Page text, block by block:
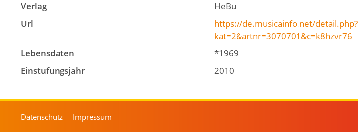
Verlag
HeBu
Url
https://de.musicainfo.net/detail.php?
kat=2&artnr=3070701&c=k8hzvr76
Lebensdaten
*1969
Einstufungsjahr
2010
Datenschutz Impressum